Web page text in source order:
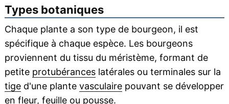
Types botaniques
Chaque plante a son type de bourgeon, il est
spécifique à chaque espèce. Les bourgeons
proviennent du tissu du méristème, formant de
petite protubéranceslatérales ou terminales sur la
tiged'une plante vasculairepouvant se développer
en fleur, feuille ou pousse.